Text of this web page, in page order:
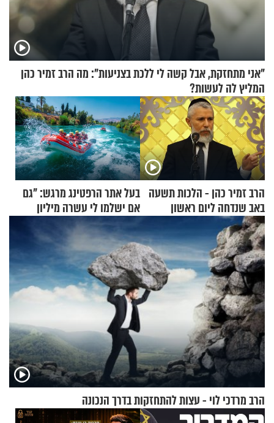
"אני מתחזקת, אבל קשה לי ללכת בצניעות": מה הרב זמיר כהן
המליץ לה לעשות?
הרב זמיר כהן - הלכות תשעה
באב שנדחה ליום ראשון
בעל אתר הרפטינג מרגש: "גם
אם ישלמו לי עשרה מיליון
שקלים - לא אפתח בשבת"
הרב מרדכי לוי - עצות להתחזקות בדרך הנכונה